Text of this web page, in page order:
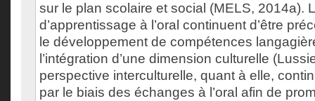
sur le plan scolaire et social (MELS, 2014a).
d’apprentissage à l’oral continuent d’être
le développement de compétences
l’intégration d’une dimension culturelle
perspective interculturelle, quant à elle,
par le biais des échanges à l’oral afin de